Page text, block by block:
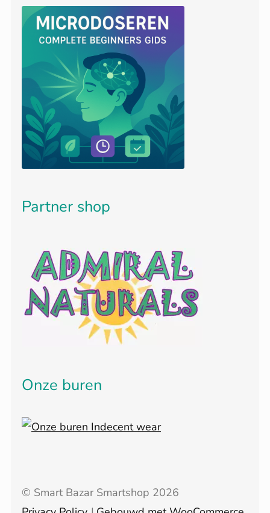
Partner shop
Onze buren
© Smart Bazar Smartshop 2026